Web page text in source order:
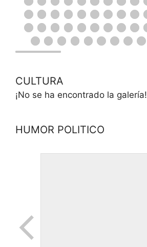
CULTURA
¡No se ha encontrado la galería!
HUMOR POLITICO